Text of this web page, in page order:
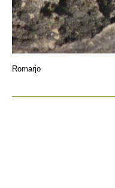
Romarjo